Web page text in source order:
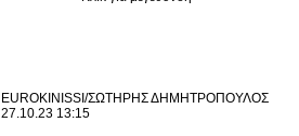
EUROKINISSI/ΣΩΤΗΡΗΣ ΔΗΜΗΤΡΟΠΟΥΛΟΣ
27.10.23 13:15